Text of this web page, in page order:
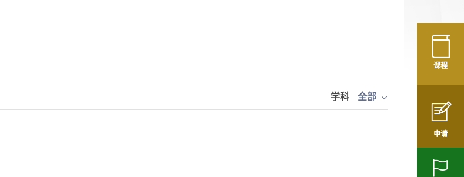
课程
申请
学科 全部